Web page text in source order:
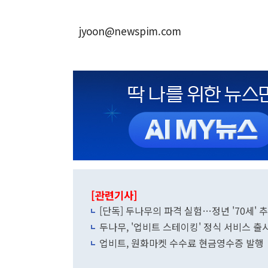
jyoon@newspim.com
[관련기사]
[단독] 두나무의 파격 실험…정년 '70세'
두나무, '업비트 스테이킹' 정식 서비스 출
업비트, 원화마켓 수수료 현금영수증 발행